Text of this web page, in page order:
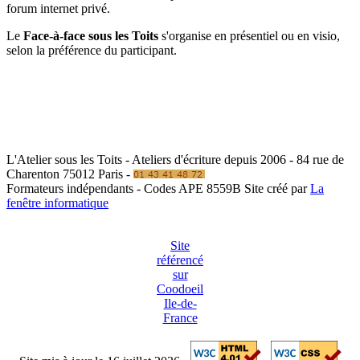
forum internet privé.
Le Face-à-face sous les Toits s'organise en présentiel ou en visio,
selon la préférence du participant.
L'Atelier sous les Toits - Ateliers d'écriture depuis 2006 - 84 rue de
Charenton 75012 Paris -
Formateurs indépendants - Codes APE 8559B Site créé parLa
fenêtre informatique
Site
référencé
sur
Coodoeil
Ile-de-
France